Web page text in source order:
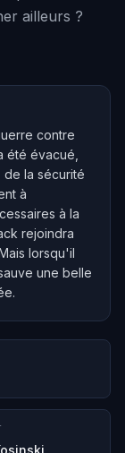
ailleurs ?
contre
été évacué,
la sécurité
à
à la
rejoindra
lorsqu'il
une belle